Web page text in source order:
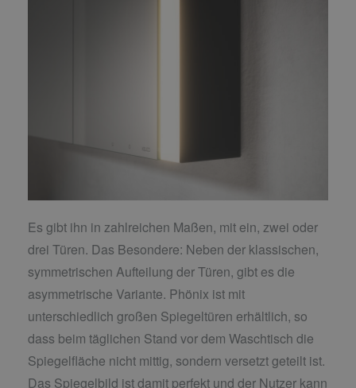
Es gibt ihn in zahlreichen Maßen, mit ein, zwei oder
drei Türen. Das Besondere: Neben der klassischen,
symmetrischen Aufteilung der Türen, gibt es die
asymmetrische Variante. Phönix ist mit
unterschiedlich großen Spiegeltüren erhältlich, so
dass beim täglichen Stand vor dem Waschtisch die
Spiegelfläche nicht mittig, sondern versetzt geteilt ist.
Das Spiegelbild ist damit perfekt und der Nutzer kann